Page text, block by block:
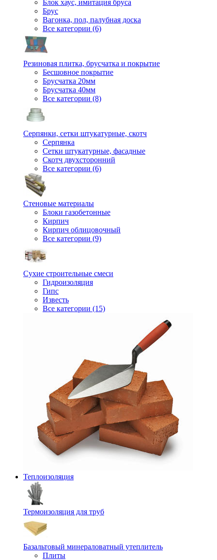
Блок хаус, имитация бруса
Брус
Вагонка, пол, палубная доска
Все категории (6)
Резиновая плитка, брусчатка и покрытие
Бесшовное покрытие
Брусчатка 20мм
Брусчатка 40мм
Все категории (8)
Серпянки, сетки штукатурные, скотч
Серпянка
Сетки штукатурные, фасадные
Скотч двухсторонний
Все категории (6)
Стеновые материалы
Блоки газобетонные
Кирпич
Кирпич облицовочный
Все категории (9)
Сухие строительные смеси
Гидроизоляция
Гипс
Известь
Все категории (15)
Теплоизоляция
Термоизоляция для труб
Базальтовый минераловатный утеплитель
Плиты